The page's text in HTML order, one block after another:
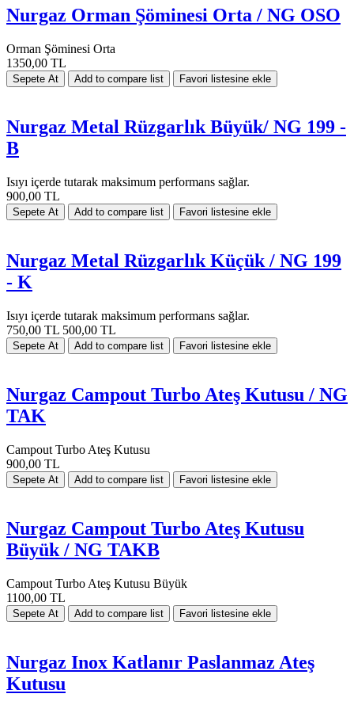
Nurgaz Orman Şöminesi Orta / NG OSO
Orman Şöminesi Orta
1350,00 TL
Nurgaz Metal Rüzgarlık Büyük/ NG 199 -
B
Isıyı içerde tutarak maksimum performans sağlar.
900,00 TL
Nurgaz Metal Rüzgarlık Küçük / NG 199
- K
Isıyı içerde tutarak maksimum performans sağlar.
750,00 TL 500,00 TL
Nurgaz Campout Turbo Ateş Kutusu / NG
TAK
Campout Turbo Ateş Kutusu
900,00 TL
Nurgaz Campout Turbo Ateş Kutusu
Büyük / NG TAKB
Campout Turbo Ateş Kutusu Büyük
1100,00 TL
Nurgaz Inox Katlanır Paslanmaz Ateş
Kutusu